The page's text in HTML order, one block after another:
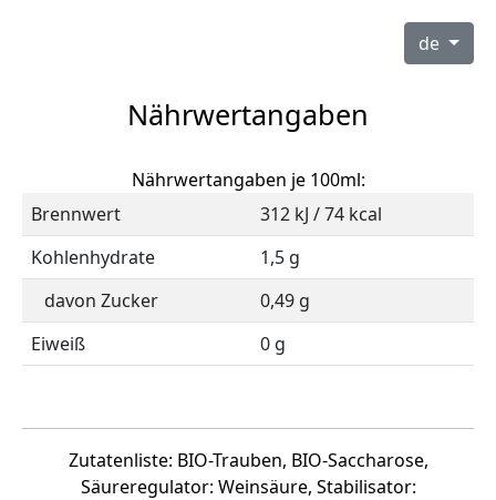
de
Nährwertangaben
Nährwertangaben je 100ml:
Brennwert
312 kJ / 74 kcal
Kohlenhydrate
1,5 g
davon Zucker
0,49 g
Eiweiß
0 g
Zutatenliste: BIO-Trauben, BIO-Saccharose,
Säureregulator: Weinsäure, Stabilisator: